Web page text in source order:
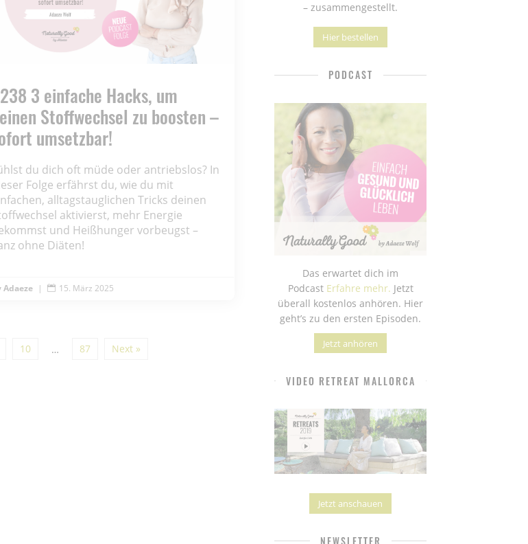
3 einfache Hacks, um
Stoffwechsel zu boosten –
umsetzbar!
du dich oft müde oder antriebslos? In
Folge erfährst du, wie du mit
alltagstauglichen Tricks deinen
aktivierst, mehr Energie
und Heißhunger vorbeugst –
ohne Diäten!
Adaeze |  15. März 2025
10 … 87 Next »
– zusammengestellt.
Hier bestellen
PODCAST
Das erwartet dich im
Podcast Erfahre mehr. Jetzt
überall kostenlos anhören. Hier
geht’s zu den ersten Episoden.
Jetzt anhören
VIDEO RETREAT MALLORCA
Jetzt anschauen
NEWSLETTER